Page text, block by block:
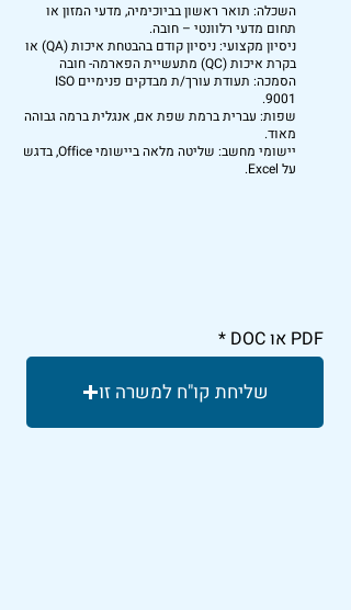
השכלה: תואר ראשון בביוכימיה, מדעי המזון או
תחום מדעי רלוונטי – חובה.
ניסיון מקצועי: ניסיון קודם בהבטחת איכות (QA) או
בקרת איכות (QC) מתעשיית הפארמה- חובה
הסמכה: תעודת עורך/ת מבדקים פנימיים ISO
9001.
שפות: עברית ברמת שפת אם, אנגלית ברמה גבוהה
מאוד.
יישומי מחשב: שליטה מלאה ביישומי Office, בדגש
על Excel.
PDF או DOC
שליחת קו"ח למשרה זו